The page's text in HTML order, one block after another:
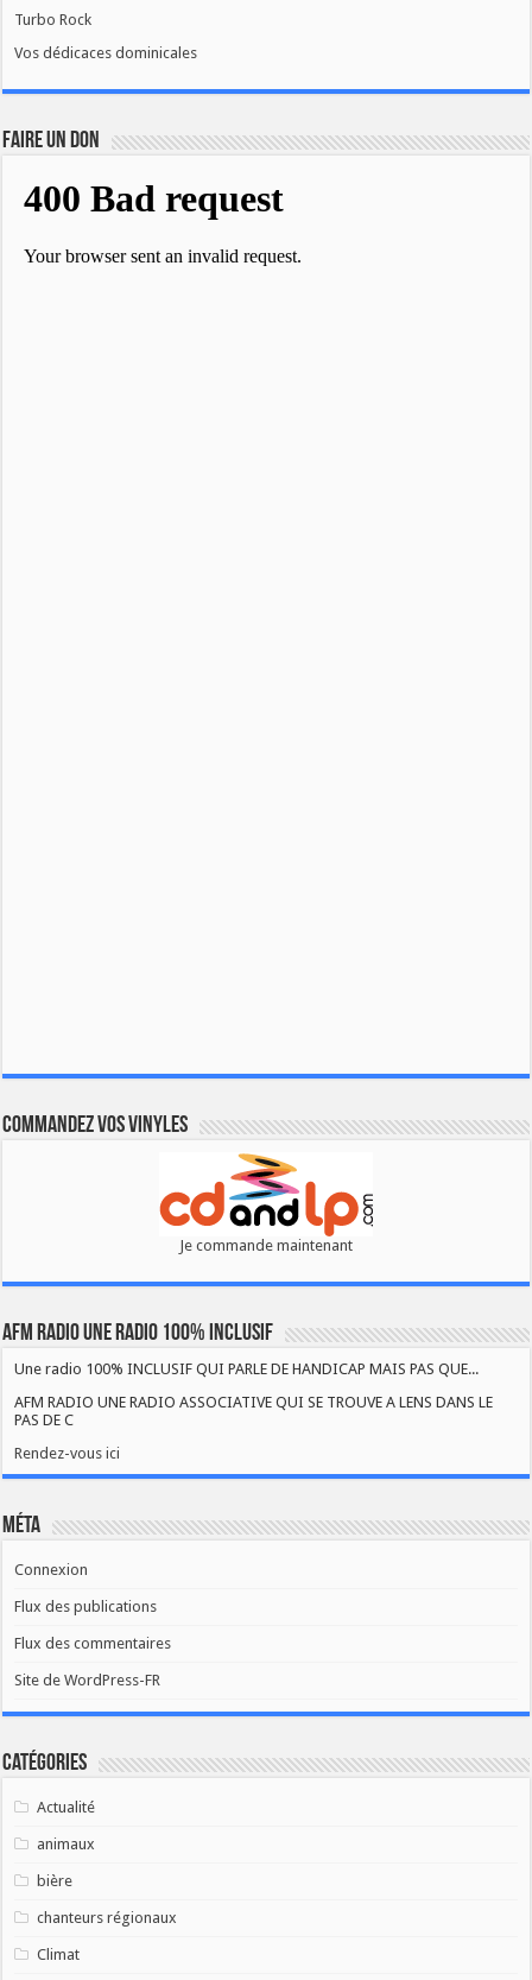
Turbo Rock
Vos dédicaces dominicales
FAIRE UN DON
Commandez vos vinyles
Je commande maintenant
AFM RADIO UNE RADIO 100% INCLUSIF
Une radio 100% INCLUSIF QUI PARLE DE HANDICAP MAIS PAS QUE...
AFM RADIO UNE RADIO ASSOCIATIVE QUI SE TROUVE A LENS DANS LE
PAS DE C
Rendez-vous ici
Méta
Connexion
Flux des publications
Flux des commentaires
Site de WordPress-FR
Catégories
Actualité
animaux
bière
chanteurs régionaux
Climat